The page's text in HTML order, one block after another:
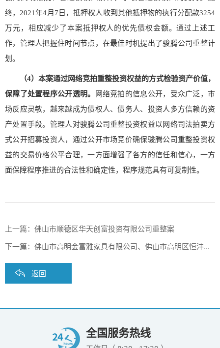
终，2021年4月7日，抵押权人收到其他抵押物的执行分配款3254
万元，相应减少了本案抵押权人的优先债权金额。通过上述工
作，管理人把握住时间节点，在最佳时机提出了骏腾公司重整计
划。
（4）本案通过网络竞拍重整投资权益的方式检验资产价值，
保障了处置程序公开透明。
网络竞拍的信息公开，受众广泛，市
场反应灵敏，越来越成为债权人、债务人、投资人多方信赖的资
产处置手段。管理人对骏腾公司重整投资权益以网络司法拍卖方
式公开招募投资人，通过公开市场竞价确保骏腾公司重整投资权
益的交易价格公平合理，一方面增强了各方的信任和信心，一方
面保障程序推进的合法性和确定性，程序规范具有可复制性。
上一篇： 佛山市顺德区华天创富投资有限公司重整案
下一篇： 佛山市高明金富雅家具有限公司、佛山市高明区恒沣电子有限公司合并重整案
返回
全国服务热线